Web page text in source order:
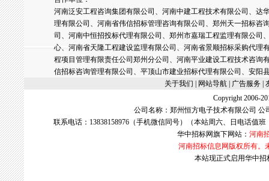
河南泛安工程咨询集团有限公司、河南中建工程技术有限公司、
理有限公司、河南省伟信招标管理咨询有限公司、郑州天一招标
司、河南中恒招投标代理有限公司、郑州市嘉瑞工程监理有限公
心、河南省天隆工程建设监理有限公司、河南省景顺招标采购代
程项目管理有限责任公司郑州分公司、河南平业建设工程技术咨
信招标咨询管理有限公司、平顶山市建业招标代理有限公司、安阳
关于我们 | 网站导航 | 广告服务 |
Copyright 2006-
公司名称：郑州恒方电子技术有限公司
联系电话：13838158976（手机微信同号）（本站周六、日电话值
华中招标网旗下网站： 河南
河南招标信息网版权所有。
本站现正式启用华中招